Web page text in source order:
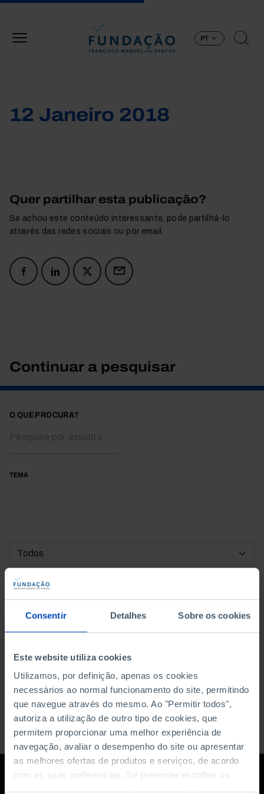
Consentir Detalhes Sobre os cookies
Este website utiliza cookies
Utilizamos, por definição, apenas os cookies
necessários ao normal funcionamento do site, permitindo
que navegue através do mesmo. Ao "Permitir todos",
autoriza a utilização de outro tipo de cookies, que
permitem proporcionar uma melhor experiência de
navegação, avaliar o desempenho do site ou apresentar
as melhores ofertas de produtos e serviços, de acordo
com as suas preferências. Se pretender escolher os
PT
12 Janeiro 2018
Quer partilhar esta publicação?
Se achou este conteúdo interessante, pode partilhá-lo
através das redes sociais ou por email.
Continuar a pesquisar
O QUE PROCURA?
TEMA
DATA DE INÍCIO
DATA DE FIM